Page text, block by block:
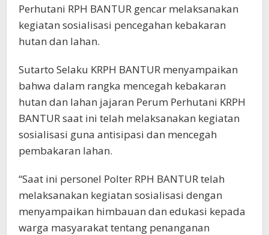
Perhutani RPH BANTUR gencar melaksanakan
kegiatan sosialisasi pencegahan kebakaran
hutan dan lahan.
Sutarto Selaku KRPH BANTUR menyampaikan
bahwa dalam rangka mencegah kebakaran
hutan dan lahan jajaran Perum Perhutani KRPH
BANTUR saat ini telah melaksanakan kegiatan
sosialisasi guna antisipasi dan mencegah
pembakaran lahan.
“Saat ini personel Polter RPH BANTUR telah
melaksanakan kegiatan sosialisasi dengan
menyampaikan himbauan dan edukasi kepada
warga masyarakat tentang penanganan